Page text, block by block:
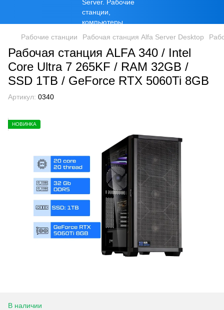
Рабочие станции Рабочая станция Alfa Server Desktop
Рабочая станция ALFA 340 / Intel
Core Ultra 7 265KF / RAM 32GB /
SSD 1TB / GeForce RTX 5060Ti 8GB
Артикул: 0340
НОВИНКА
В наличии